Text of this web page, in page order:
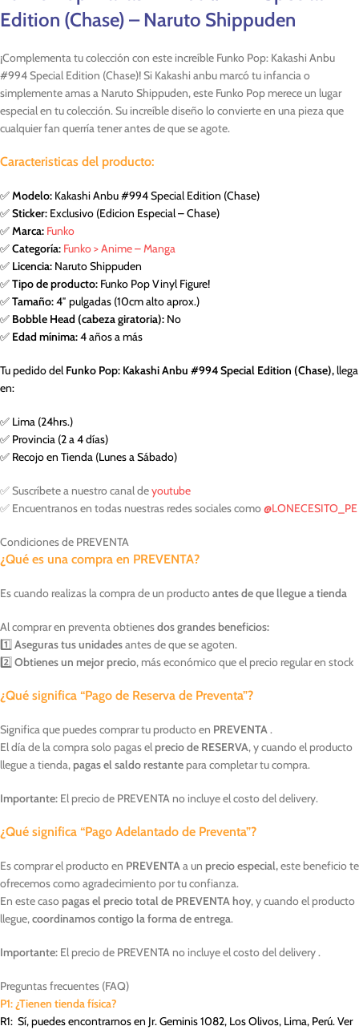
Edition (Chase) – Naruto Shippuden
¡Complementa tu colección con este increíble Funko Pop: Kakashi Anbu
#994 Special Edition (Chase)! Si Kakashi anbu marcó tu infancia o
simplemente amas a Naruto Shippuden, este Funko Pop merece un lugar
especial en tu colección. Su increíble diseño lo convierte en una pieza que
cualquier fan querría tener antes de que se agote.
Caracteristicas del producto:
✅Modelo: Kakashi Anbu #994 Special Edition (Chase)
✅Sticker: Exclusivo (Edicion Especial – Chase)
✅Marca: Funko
✅Categoría: Funko > Anime – Manga
✅ Licencia: Naruto Shippuden
✅Tipo de producto: Funko Pop Vinyl Figure!
✅Tamaño:4″ pulgadas (10cm alto aprox.)
✅ Bobble Head (cabeza giratoria): No
✅ Edad mínima:4 años a más
Tu pedido delFunko Pop: Kakashi Anbu #994 Special Edition (Chase),llega
en:
✅ Lima (24hrs.)
✅ Provincia (2 a 4 días)
✅ Recojo en Tienda (Lunes a Sábado)
✅ Suscríbete a nuestro canal deyoutube
✅ Encuentranos en todas nuestras redes sociales como@LONECESITO_PE
Condiciones de PREVENTA
¿Qué es una compra en PREVENTA?
Es cuando realizas la compra de un productoantes de que llegue a tienda
Al comprar en preventa obtienesdos grandes beneficios:
1️⃣ Aseguras tus unidadesantes de que se agoten.
2️⃣ Obtienes un mejor precio, más económico que el precio regular en stock
¿Qué significa “Pago de Reserva de Preventa”?
Significa que puedes comprar tu producto en PREVENTA.
El día de la compra solo pagas elprecio de RESERVA, y cuando el producto
llegue a tienda,pagas el saldo restante para completar tu compra.
Importante: El precio de PREVENTA no incluye el costo del delivery.
¿Qué significa “Pago Adelantado de Preventa”?
Es comprar el producto en PREVENTAa un precio especial,este beneficio te
ofrecemos como agradecimiento por tu confianza.
En este casopagas el precio total de PREVENTA hoy, y cuando el producto
llegue,coordinamos contigo la forma de entrega.
Importante: El precio de PREVENTA no incluye el costo del delivery .
Preguntas frecuentes (FAQ)
P1: ¿Tienen tienda física?
R1: Sí, puedes encontrarnos en Jr. Geminis 1082, Los Olivos, Lima, Perú. Ver